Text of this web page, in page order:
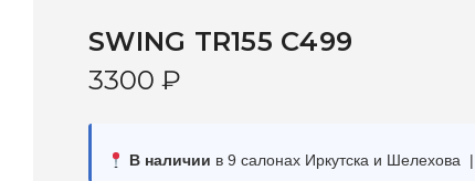
SWING TR155 C499
3300 ₽
В наличии в 9 салонах Иркутска и Шелехова |